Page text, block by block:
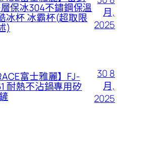
保冰304不鏽鋼保溫
冰杯 冰霸杯(超取限
)
月,
2025
富士雅麗】FJ-
耐熱不沾鍋專用矽
30 8
月,
2025